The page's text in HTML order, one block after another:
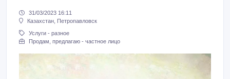
31/03/2023 16:11
Казахстан, Петропавловск
Услуги - разное
Продам, предлагаю - частное лицо